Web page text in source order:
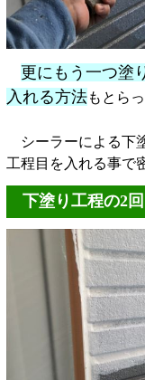
更にもう一つ塗
入れる方法もとら
シーラーによる下
工程目を入れる事で
下塗り工程の2回